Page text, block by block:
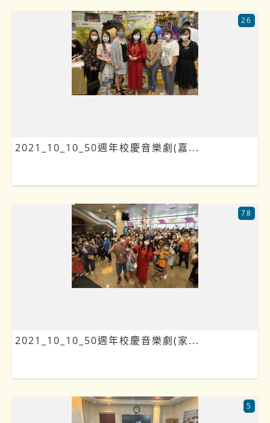
2021_10_10_50週年校慶音樂劇(嘉...
26
2021_10_10_50週年校慶音樂劇(家...
78
5